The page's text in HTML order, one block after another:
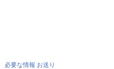
必要な情報 お送り